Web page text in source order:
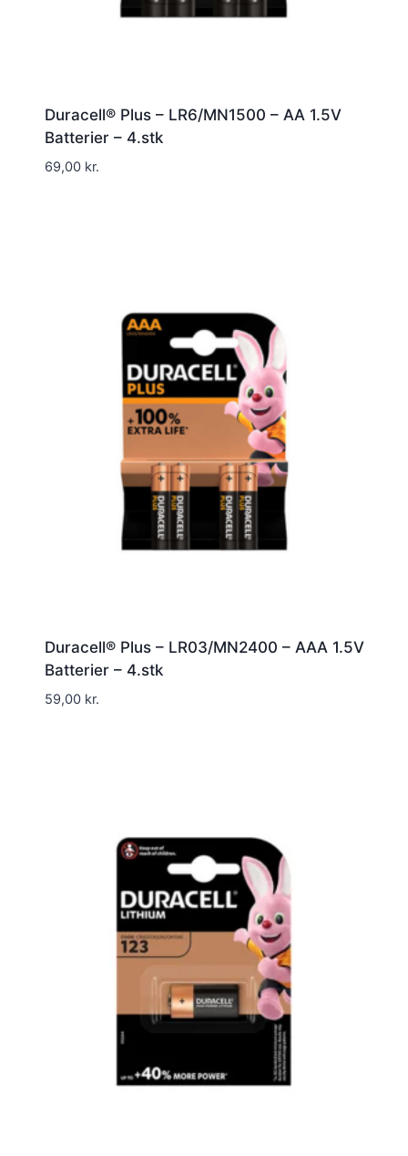
Duracell® Plus – LR6/MN1500 – AA 1.5V
Batterier – 4.stk
69,00 kr.
Duracell® Plus – LR03/MN2400 – AAA 1.5V
Batterier – 4.stk
59,00 kr.